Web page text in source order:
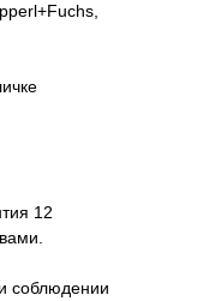
12
соблюдении